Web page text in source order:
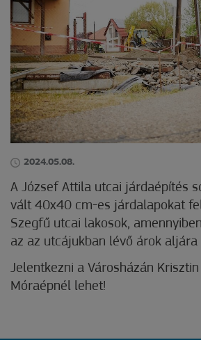
2024.05.08.
A József Attila utcai járdaépítés
vált 40x40 cm-es járdalapokat
Szegfű utcai lakosok,
az az utcájukban lévő árok aljára
Jelentkezni a Városházán
Móraépnél lehet!